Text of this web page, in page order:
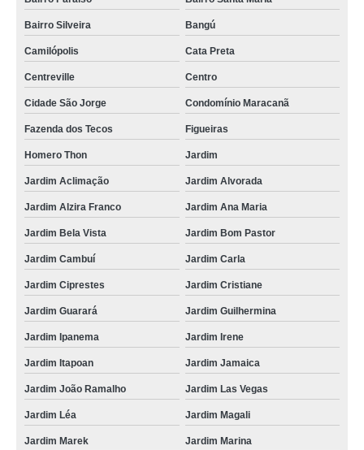
Bairro Silveira Bangú
Camilópolis Cata Preta
Centreville Centro
Cidade São Jorge Condomínio Maracanã
Fazenda dos Tecos Figueiras
Homero Thon Jardim
Jardim Aclimação Jardim Alvorada
Jardim Alzira Franco Jardim Ana Maria
Jardim Bela Vista Jardim Bom Pastor
Jardim Cambuí Jardim Carla
Jardim Ciprestes Jardim Cristiane
Jardim Guarará Jardim Guilhermina
Jardim Ipanema Jardim Irene
Jardim Itapoan Jardim Jamaica
Jardim João Ramalho Jardim Las Vegas
Jardim Léa Jardim Magali
Jardim Marek Jardim Marina